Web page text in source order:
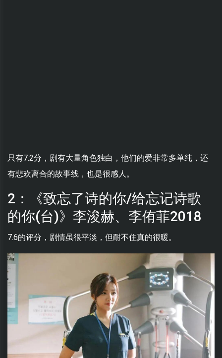
只有7.2分，剧有大量角色独白，他们的爱非常多单纯，还
有悲欢离合的故事线，也是很感人。
2：《致忘了诗的你/给忘记诗歌
的你(台)》李浚赫、李侑菲2018
7.6的评分，剧情虽很平淡，但耐不住真的很暖。